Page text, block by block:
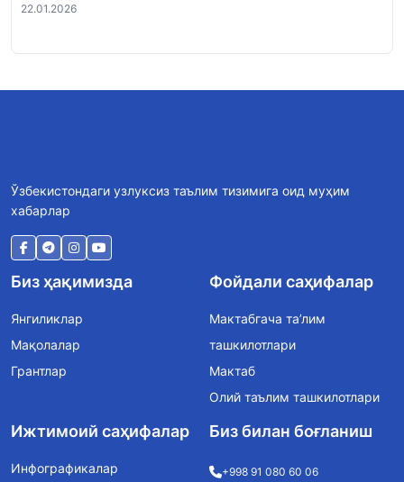
22.01.2026
Ўзбекистондаги узлуксиз таълим тизимига оид муҳим
хабарлар
Биз ҳақимизда
Янгиликлар
Мақолалар
Грантлар
Фойдали саҳифалар
Мактабгача та’лим
ташкилотлари
Мактаб
Олий таълим ташкилотлари
Ижтимоий саҳифалар
Инфографикалар
Биз билан боғланиш
+998 91 080 60 06